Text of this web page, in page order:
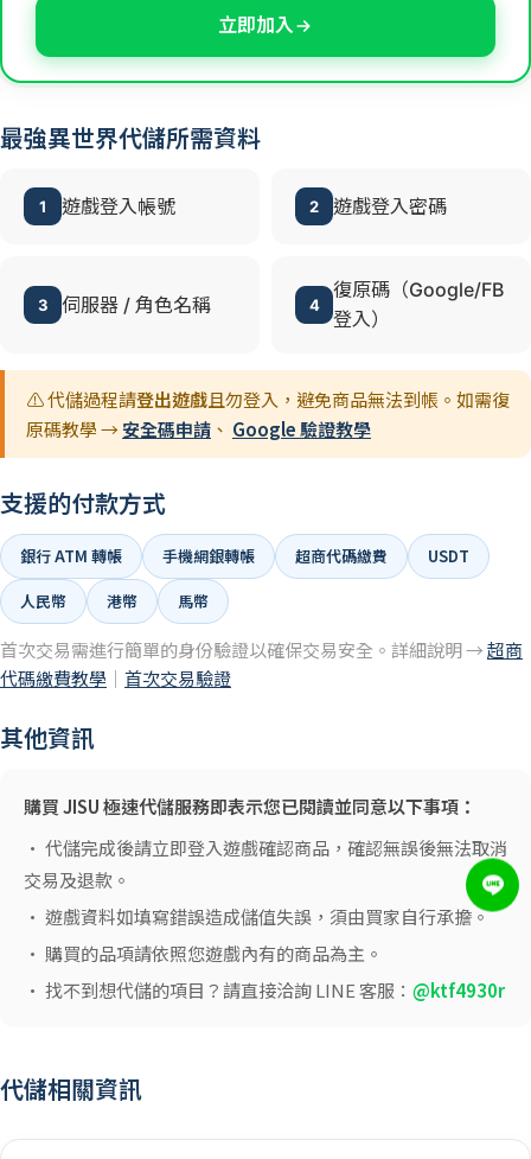
立即加入
最強異世界代儲所需資料
1 遊戲登入帳號 2 遊戲登入密碼
3 伺服器 / 角色名稱 4
復原碼（Google/FB
登入）
⚠️ 代儲過程請登出遊戲且勿登入，避免商品無法到帳。如需復
原碼教學 →安全碼申請 、 Google 驗證教學
支援的付款方式
銀行 ATM 轉帳 手機網銀轉帳 超商代碼繳費
USDT
人民幣
港幣 馬幣
首次交易需進行簡單的身份驗證以確保交易安全。詳細說明 →超商
代碼繳費教學 ｜ 首次交易驗證
其他資訊
購買 JISU 極速代儲服務即表示您已閱讀並同意以下事項：
• 代儲完成後請立即登入遊戲確認商品，確認無誤後無法取消
交易及退款。
• 遊戲資料如填寫錯誤造成儲值失誤，須由買家自行承擔。
• 購買的品項請依照您遊戲內有的商品為主。
• 找不到想代儲的項目？請直接洽詢 LINE 客服： @ktf4930r
代儲相關資訊